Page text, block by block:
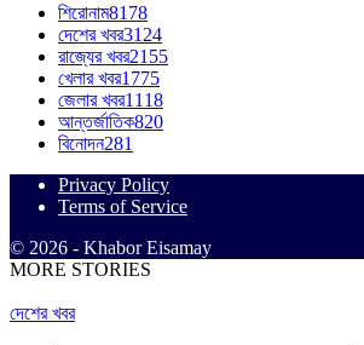
শিরোনাম8178
দেশের খবর3124
রাজ্যের খবর2155
খেলার খবর1775
জেলার খবর1118
আন্তর্জাতিক820
বিনোদন281
Privacy Policy
Terms of Service
© 2026 - Khabor Eisamay
MORE STORIES
দেশের খবর